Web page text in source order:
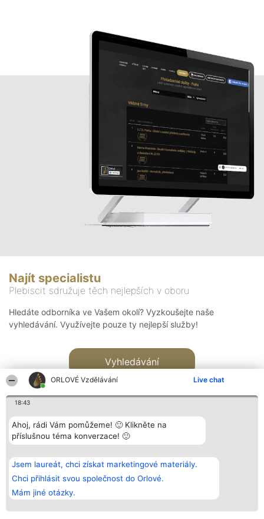
ORLOVÉ Vzdělávání Live chat
18:43
Ahoj, rádi Vám pomůžeme! 🙂 Klikněte na
příslušnou téma konverzace! 🙂
Jsem laureát, chci získat marketingové materiály.
Chci přihlásit svou společnost do Orlové.
Mám jiné otázky.
Najít specialistu
Plebiscit sdružuje těch nejlepších v oboru
Hledáte odborníka ve Vašem okolí? Vyzkoušejte naše
vyhledávání. Využívejte pouze ty nejlepší služby!
Vyhledávání
Bright Side Solutions sp. z o.
o. sp. k.
ul. Ruska 22
Wrocław 50-079
KRS 0000749100 | Regon
381313360 | NIP 8943132676
Vítězové
Seznam všech
laureátů
Zásady
Zásady
Kontakt